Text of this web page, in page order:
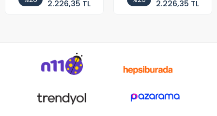
2.226,35 TL 2.226,35 TL